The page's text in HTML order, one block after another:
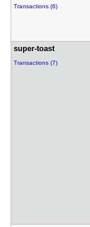
Transactions (6)
super-toas​t
Transactions (7)